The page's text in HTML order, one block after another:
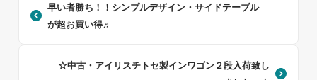
早い者勝ち！！シンプルデザイン・サイドテーブル
が超お買い得♬
☆中古・アイリスチトセ製インワゴン２段入荷致し